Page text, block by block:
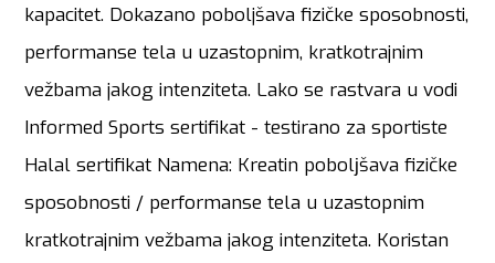
kapacitet. Dokazano poboljšava fizičke sposobnosti,
performanse tela u uzastopnim, kratkotrajnim
vežbama jakog intenziteta. Lako se rastvara u vodi
Informed Sports sertifikat - testirano za sportiste
Halal sertifikat Namena: Kreatin pobolјšava fizičke
sposobnosti / performanse tela u uzastopnim
kratkotrajnim vežbama jakog intenziteta. Koristan